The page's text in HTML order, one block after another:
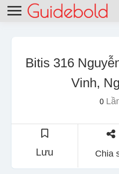
Bitis 316
Vinh,
0
Lưu Chia